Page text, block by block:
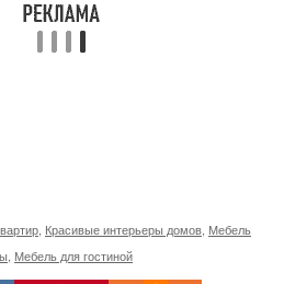
Красивые интерьеры домов Мебель
Мебель для гостиной